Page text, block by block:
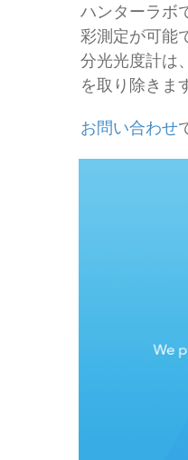
ハンターラボ
彩測定が可能
分光光度計は
を取り除きま
お問い合わせ